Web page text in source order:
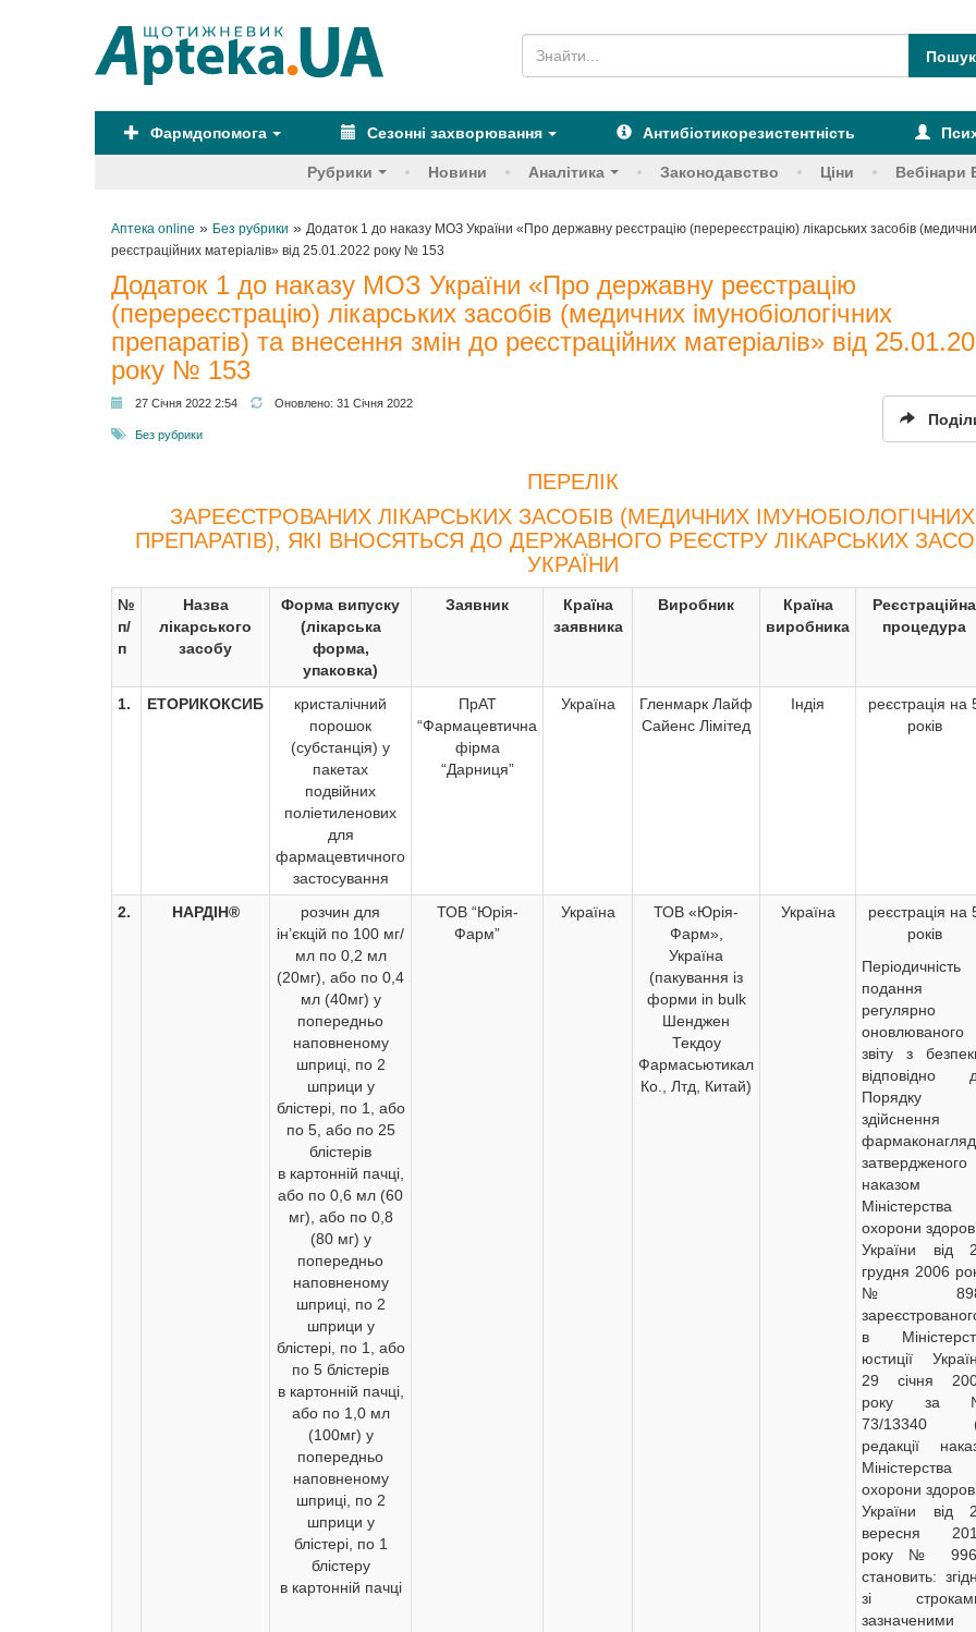
Фармдопомога Сезонні захворювання Антибіотикорезистентність
Рубрики Новини Аналітика Законодавство Ціни Вебінари
Аптека online » Без рубрики » Додаток 1 до наказу МОЗ України «Про державну реєстрацію (перереєстрацію) лікарських засобів
реєстраційних матеріалів» від 25.01.2022 року № 153
Додаток 1 до наказу МОЗ України «Про державну реєстрацію
(перереєстрацію) лікарських засобів (медичних імунобіологічних
препаратів) та внесення змін до реєстраційних матеріалів» від
року № 153
27 Січня 2022 2:54 Оновлено: 31 Січня 2022
Без рубрики
ПЕРЕЛІК
ЗАРЕЄСТРОВАНИХ ЛІКАРСЬКИХ ЗАСОБІВ (МЕДИЧНИХ ІМУНОБІОЛОГІЧНИХ
ПРЕПАРАТІВ), ЯКІ ВНОСЯТЬСЯ ДО ДЕРЖАВНОГО РЕЄСТРУ ЛІКАРСЬКИХ
УКРАЇНИ
№
п/
п
Назва
лікарського
засобу
Форма випуску
(лікарська
форма,
упаковка)
Заявник
Країна
заявника
Виробник
Країна
виробника
Реєстраційна
процедура
1. ЕТОРИКОКСИБ
кристалічний
порошок
(субстанція) у
пакетах
подвійних
поліетиленових
для
фармацевтичного
застосування
ПрАТ
“Фармацевтична
фірма
“Дарниця”
Україна
Гленмарк Лайф
Сайенс Лімітед
Індія
реєстрація на
років
2. НАРДІН®
розчин для
ін’єкцій по 100 мг/
мл по 0,2 мл
(20мг), або по 0,4
мл (40мг) у
попередньо
наповненому
шприці, по 2
шприци у
блістері, по 1, або
по 5, або по 25
блістерів
в картонній пачці,
або по 0,6 мл (60
мг), або по 0,8
(80 мг) у
попередньо
наповненому
шприці, по 2
шприци у
блістері, по 1, або
по 5 блістерів
в картонній пачці,
або по 1,0 мл
(100мг) у
попередньо
наповненому
шприці, по 2
шприци у
блістері, по 1
блістеру
в картонній пачці
ТОВ “Юрія-
Фарм”
Україна
ТОВ «Юрія-
Фарм»,
Україна
(пакування із
форми in bulk
Шенджен
Текдоу
Фармасьютикал
Ко., Лтд, Китай)
Україна
реєстрація на
років
Періодичність
подання
регулярно
оновлюваного
звіту з
відповідно
Порядку
здійснення
затвердженого
наказом
Міністерства
охорони
України від
грудня 2006
№
в
юстиції
29 січня
року за
73/13340
редакції
Міністерства
охорони
України від
вересня
року №
становить:
зі
зазначеними